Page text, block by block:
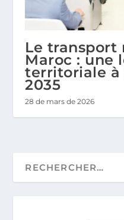
Le transport
Maroc : une
territoriale à
2035
28 de mars de 2026